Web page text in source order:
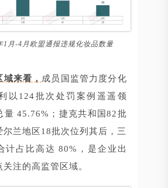
1月-4月欧盟通报违规化妆品数量
来看， 成员国监管力度分化
以124批次处罚案例遥遥领
量 45.76%；捷克共和国82批
尔兰地区18批次位列其后，三
计占比高达 80%，是企业出
注的高监管区域。